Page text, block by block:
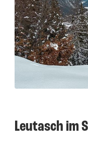
Leutasch im